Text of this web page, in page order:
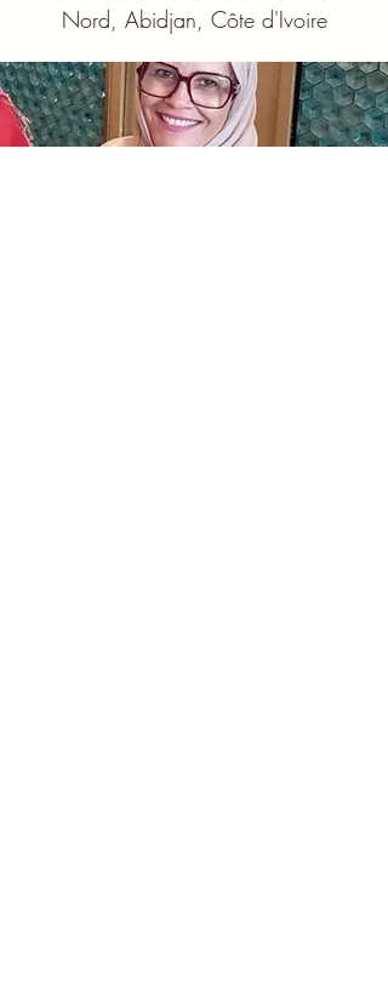
Nord, Abidjan, Côte d'Ivoire